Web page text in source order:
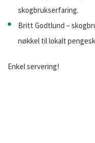
skogbrukserfaring.
Britt Godtlund –
nøkkel til lokalt
Enkel servering!